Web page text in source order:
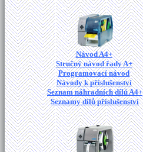
Návod A4+
Stručný návod řady A+
Programovací návod
Návody k příslušenství
Seznam náhradních dílů A4+
Seznamy dílů příslušenství